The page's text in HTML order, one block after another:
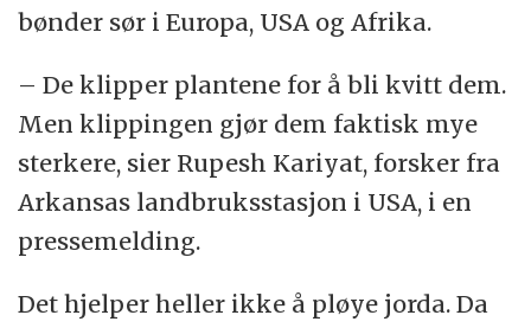
bønder sør i Europa, USA og Afrika.
– De klipper plantene for å bli kvitt dem.
Men klippingen gjør dem faktisk mye
sterkere, sier Rupesh Kariyat, forsker fra
Arkansas landbruksstasjon i USA, i en
pressemelding.
Det hjelper heller ikke å pløye jorda. Da